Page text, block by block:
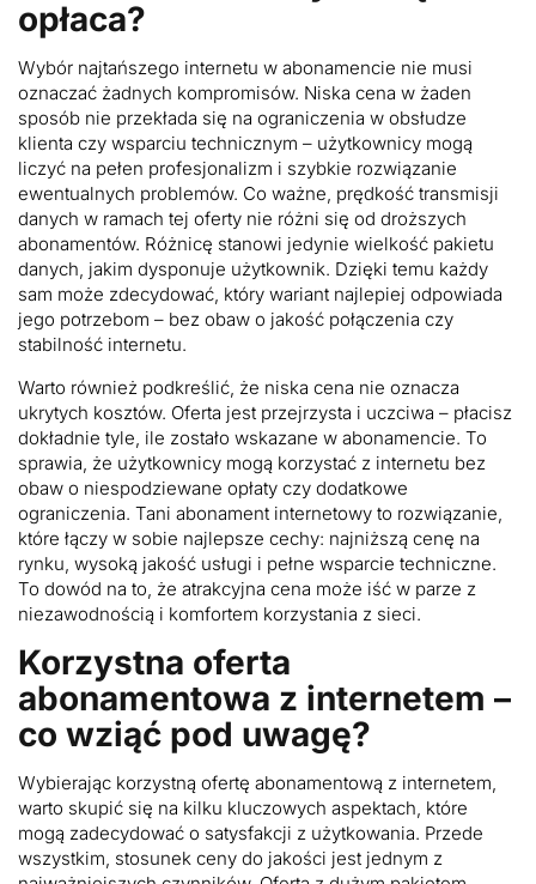
opłaca?
Wybór najtańszego internetu w abonamencie nie musi
oznaczać żadnych kompromisów. Niska cena w żaden
sposób nie przekłada się na ograniczenia w obsłudze
klienta czy wsparciu technicznym – użytkownicy mogą
liczyć na pełen profesjonalizm i szybkie rozwiązanie
ewentualnych problemów. Co ważne, prędkość transmisji
danych w ramach tej oferty nie różni się od droższych
abonamentów. Różnicę stanowi jedynie wielkość pakietu
danych, jakim dysponuje użytkownik. Dzięki temu każdy
sam może zdecydować, który wariant najlepiej odpowiada
jego potrzebom – bez obaw o jakość połączenia czy
stabilność internetu.
Warto również podkreślić, że niska cena nie oznacza
ukrytych kosztów. Oferta jest przejrzysta i uczciwa – płacisz
dokładnie tyle, ile zostało wskazane w abonamencie. To
sprawia, że użytkownicy mogą korzystać z internetu bez
obaw o niespodziewane opłaty czy dodatkowe
ograniczenia. Tani abonament internetowy to rozwiązanie,
które łączy w sobie najlepsze cechy: najniższą cenę na
rynku, wysoką jakość usługi i pełne wsparcie techniczne.
To dowód na to, że atrakcyjna cena może iść w parze z
niezawodnością i komfortem korzystania z sieci.
Korzystna oferta
abonamentowa z internetem –
co wziąć pod uwagę?
Wybierając korzystną ofertę abonamentową z internetem,
warto skupić się na kilku kluczowych aspektach, które
mogą zadecydować o satysfakcji z użytkowania. Przede
wszystkim, stosunek ceny do jakości jest jednym z